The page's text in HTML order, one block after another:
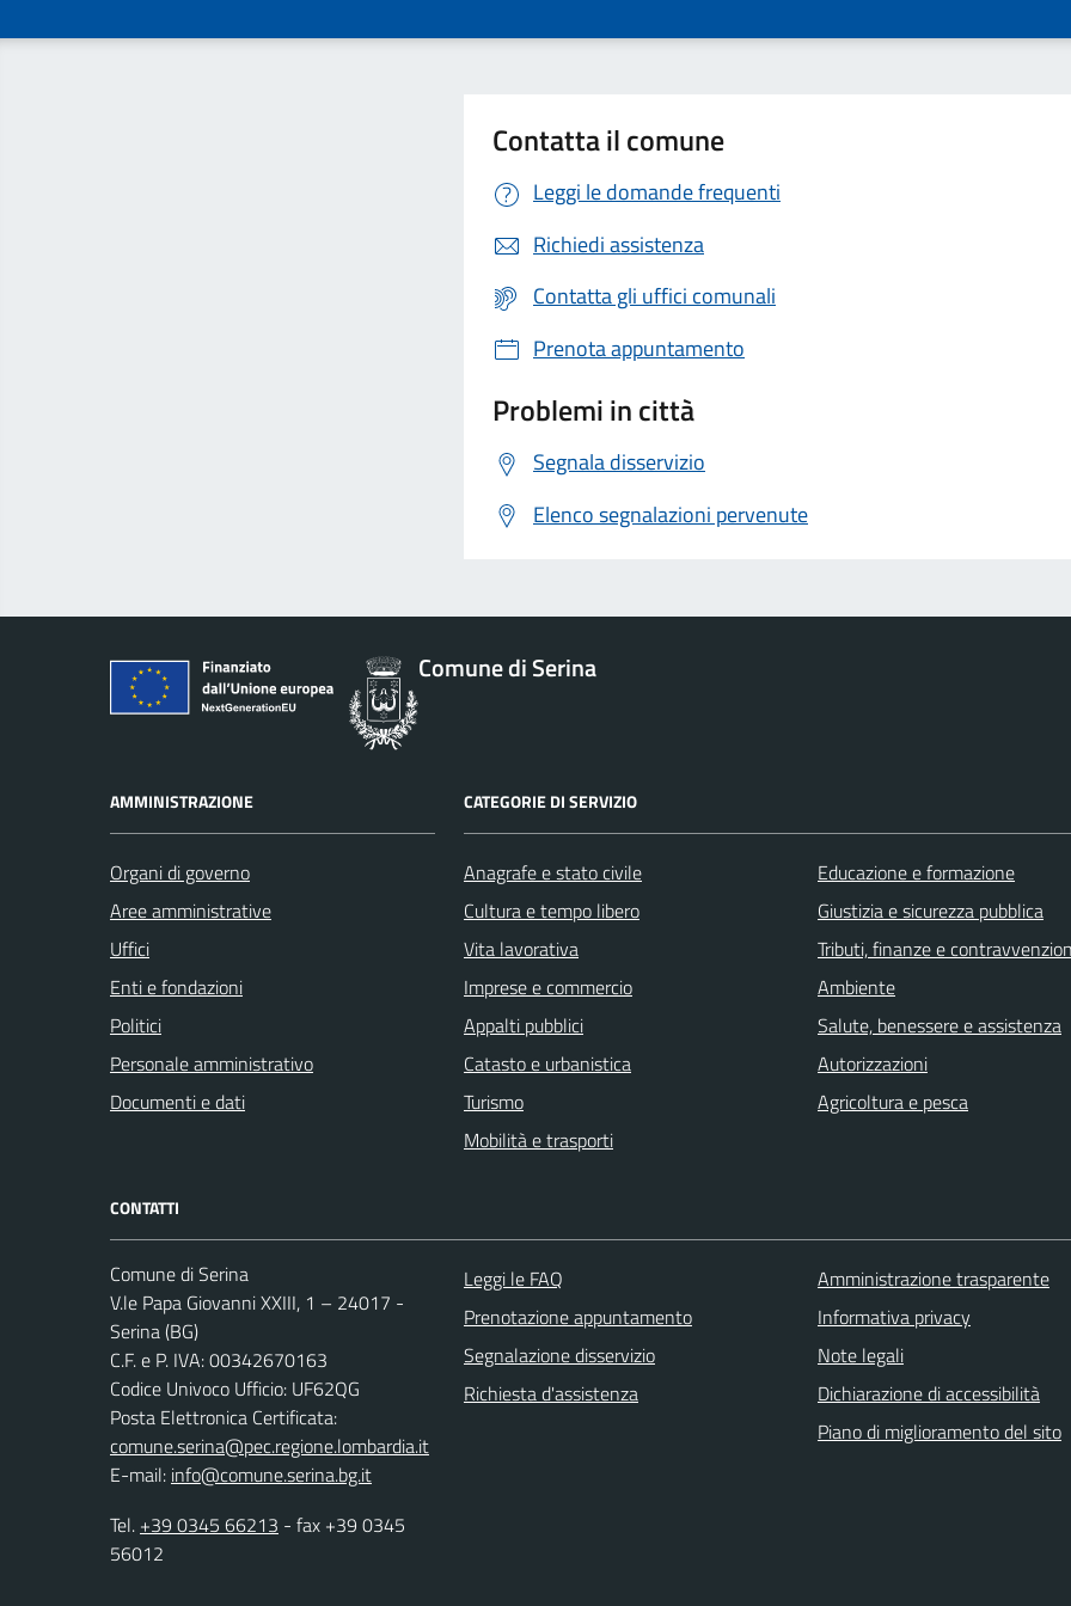
Contatta il comune
Leggi le domande frequenti
Richiedi assistenza
Contatta gli uffici comunali
Prenota appuntamento
Problemi in città
Segnala disservizio
Elenco segnalazioni pervenute
Comune di Serina
AMMINISTRAZIONE
Organi di governo
Aree amministrative
Uffici
Enti e fondazioni
Politici
Personale amministrativo
Documenti e dati
CATEGORIE DI SERVIZIO
Anagrafe e stato civile
Cultura e tempo libero
Vita lavorativa
Imprese e commercio
Appalti pubblici
Catasto e urbanistica
Turismo
Mobilità e trasporti
Educazione e formazione
Giustizia e sicurezza pubblica
Tributi, finanze e
Ambiente
Salute, benessere e assistenza
Autorizzazioni
Agricoltura e pesca
CONTATTI
Comune di Serina
V.le Papa Giovanni XXIII, 1 – 24017 -
Serina (BG)
C.F. e P. IVA: 00342670163
Codice Univoco Ufficio: UF62QG
Posta Elettronica Certificata:
comune.serina@pec.regione.lombardia.it
E-mail: info@comune.serina.bg.it
Tel. +39 0345 66213 - fax +39 0345
56012
Leggi le FAQ
Prenotazione appuntamento
Segnalazione disservizio
Richiesta d'assistenza
Amministrazione trasparente
Informativa privacy
Note legali
Dichiarazione di accessibilità
Piano di miglioramento del sito